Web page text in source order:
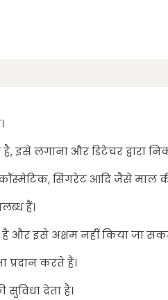
इसे लगाना और डिटेचर द्वारा
सिगरेट आदि जैसे माल
हैं।
है और इसे अक्षम नहीं किया जा
प्रदान करते हैं।
देता है।